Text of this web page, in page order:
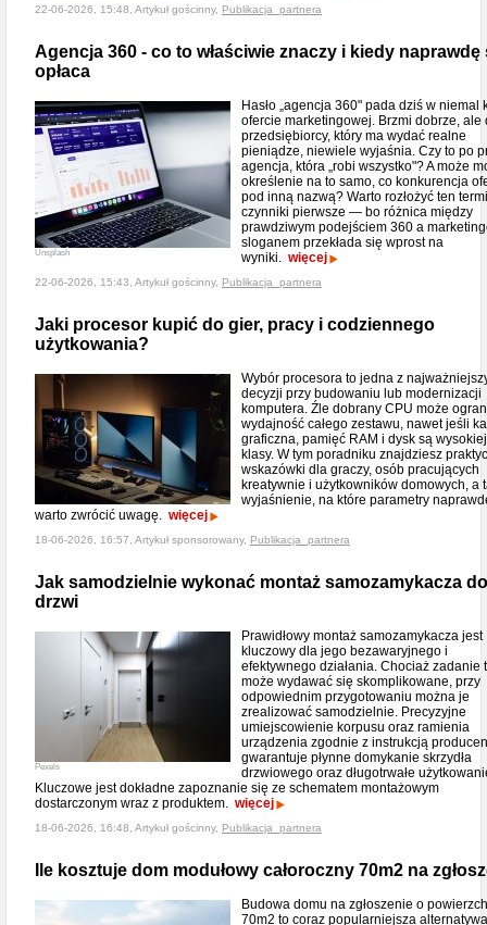
22-06-2026, 15:48, Artykuł gościnny, Publikacja_partnera
Agencja 360 - co to właściwie znaczy i kiedy naprawdę
opłaca
Unsplash
Hasło „agencja 360" pada dziś w niemal
ofercie marketingowej. Brzmi dobrze, ale
przedsiębiorcy, który ma wydać realne
pieniądze, niewiele wyjaśnia. Czy to po
agencja, która „robi wszystko"? A może
określenie na to samo, co konkurencja
pod inną nazwą? Warto rozłożyć ten
czynniki pierwsze — bo różnica między
prawdziwym podejściem 360 a
sloganem przekłada się wprost na
wyniki. więcej
22-06-2026, 15:43, Artykuł gościnny, Publikacja_partnera
Jaki procesor kupić do gier, pracy i codziennego
użytkowania?
Wybór procesora to jedna z
decyzji przy budowaniu lub modernizacji
komputera. Źle dobrany CPU może
wydajność całego zestawu, nawet jeśli
graficzna, pamięć RAM i dysk są wysokiej
klasy. W tym poradniku znajdziesz
wskazówki dla graczy, osób pracujących
kreatywnie i użytkowników domowych, a
wyjaśnienie, na które parametry
warto zwrócić uwagę. więcej
18-06-2026, 16:57, Artykuł sponsorowany, Publikacja_partnera
Jak samodzielnie wykonać montaż samozamykacza do
drzwi
Pexels
Prawidłowy montaż samozamykacza jest
kluczowy dla jego bezawaryjnego i
efektywnego działania. Chociaż zadanie
może wydawać się skomplikowane, przy
odpowiednim przygotowaniu można je
zrealizować samodzielnie. Precyzyjne
umiejscowienie korpusu oraz ramienia
urządzenia zgodnie z instrukcją
gwarantuje płynne domykanie skrzydła
drzwiowego oraz długotrwałe
Kluczowe jest dokładne zapoznanie się ze schematem montażowym
dostarczonym wraz z produktem. więcej
18-06-2026, 16:48, Artykuł gościnny, Publikacja_partnera
Ile kosztuje dom modułowy całoroczny 70m2 na
Budowa domu na zgłoszenie o
70m2 to coraz popularniejsza